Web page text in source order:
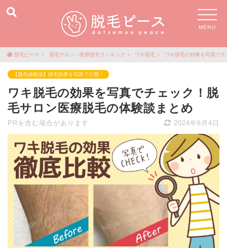
MENU
脱毛ピース 脱毛サロン・医療脱毛ランキング ワキ脱毛 ワキ脱毛の効果を写真で
【脱毛体験談】脱毛効果を写真で公開！
ワキ脱毛の効果を写真でチェック！脱
毛サロン医療脱毛の体験談まとめ
PRを含む場合があります 2024年6月4日